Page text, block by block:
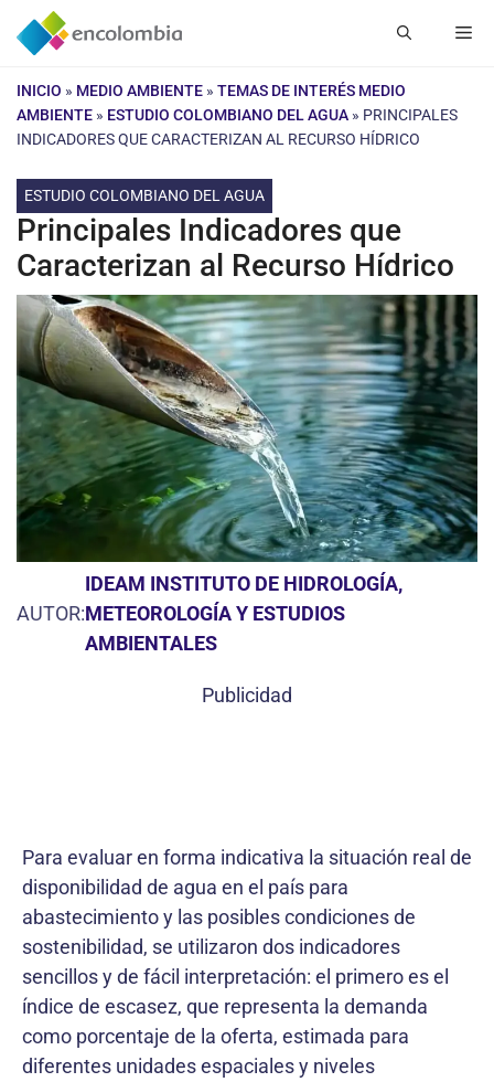
Saltar
INICIO » MEDIO AMBIENTE » TEMAS DE INTERÉS MEDIO
AMBIENTE » ESTUDIO COLOMBIANO DEL AGUA » PRINCIPALES
INDICADORES QUE CARACTERIZAN AL RECURSO HÍDRICO
ESTUDIO COLOMBIANO DEL AGUA
Principales Indicadores que
Caracterizan al Recurso Hídrico
AUTOR:
IDEAM INSTITUTO DE HIDROLOGÍA,
METEOROLOGÍA Y ESTUDIOS
AMBIENTALES
Publicidad
Para evaluar en forma indicativa la situación real de
disponibilidad de agua en el país para
abastecimiento y las posibles condiciones de
sostenibilidad, se utilizaron dos indicadores
sencillos y de fácil interpretación: el primero es el
índice de escasez, que representa la demanda
como porcentaje de la oferta, estimada para
diferentes unidades espaciales y niveles